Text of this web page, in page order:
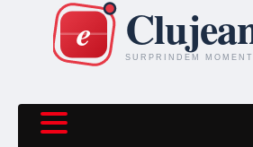
content